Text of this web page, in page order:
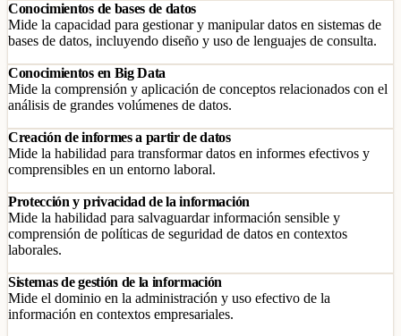
Conocimientos de bases de datos
Mide la capacidad para gestionar y manipular datos en sistemas de
bases de datos, incluyendo diseño y uso de lenguajes de consulta.
Conocimientos en Big Data
Mide la comprensión y aplicación de conceptos relacionados con el
análisis de grandes volúmenes de datos.
Creación de informes a partir de datos
Mide la habilidad para transformar datos en informes efectivos y
comprensibles en un entorno laboral.
Protección y privacidad de la información
Mide la habilidad para salvaguardar información sensible y
comprensión de políticas de seguridad de datos en contextos
laborales.
Sistemas de gestión de la información
Mide el dominio en la administración y uso efectivo de la
información en contextos empresariales.